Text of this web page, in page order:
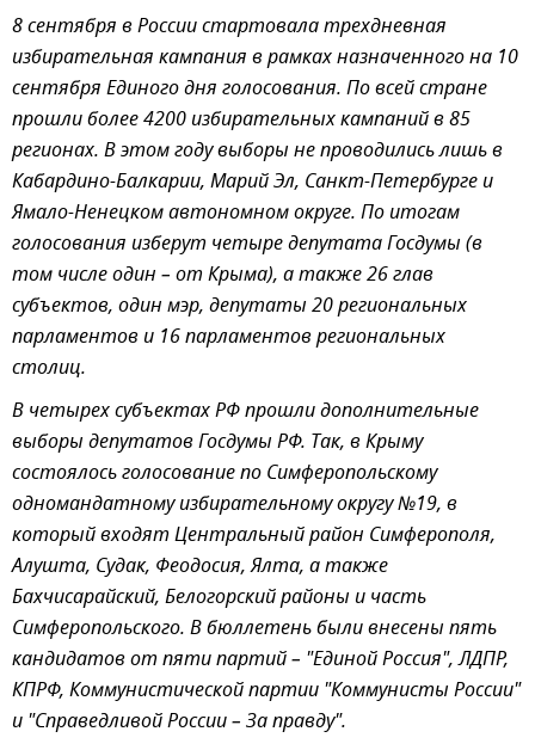
8 сентября в России стартовала трехдневная
избирательная кампания в рамках назначенного на 10
сентября Единого дня голосования. По всей стране
прошли более 4200 избирательных кампаний в 85
регионах. В этом году выборы не проводились лишь в
Кабардино-Балкарии, Марий Эл, Санкт-Петербурге и
Ямало-Ненецком автономном округе. По итогам
голосования изберут четыре депутата Госдумы (в
том числе один – от Крыма), а также 26 глав
субъектов, один мэр, депутаты 20 региональных
парламентов и 16 парламентов региональных
столиц.
В четырех субъектах РФ прошли дополнительные
выборы депутатов Госдумы РФ. Так, в Крыму
состоялось голосование по Симферопольскому
одномандатному избирательному округу №19, в
который входят Центральный район Симферополя,
Алушта, Судак, Феодосия, Ялта, а также
Бахчисарайский, Белогорский районы и часть
Симферопольского. В бюллетень были внесены пять
кандидатов от пяти партий – "Единой Россия", ЛДПР,
КПРФ, Коммунистической партии "Коммунисты России"
и "Справедливой России – За правду".